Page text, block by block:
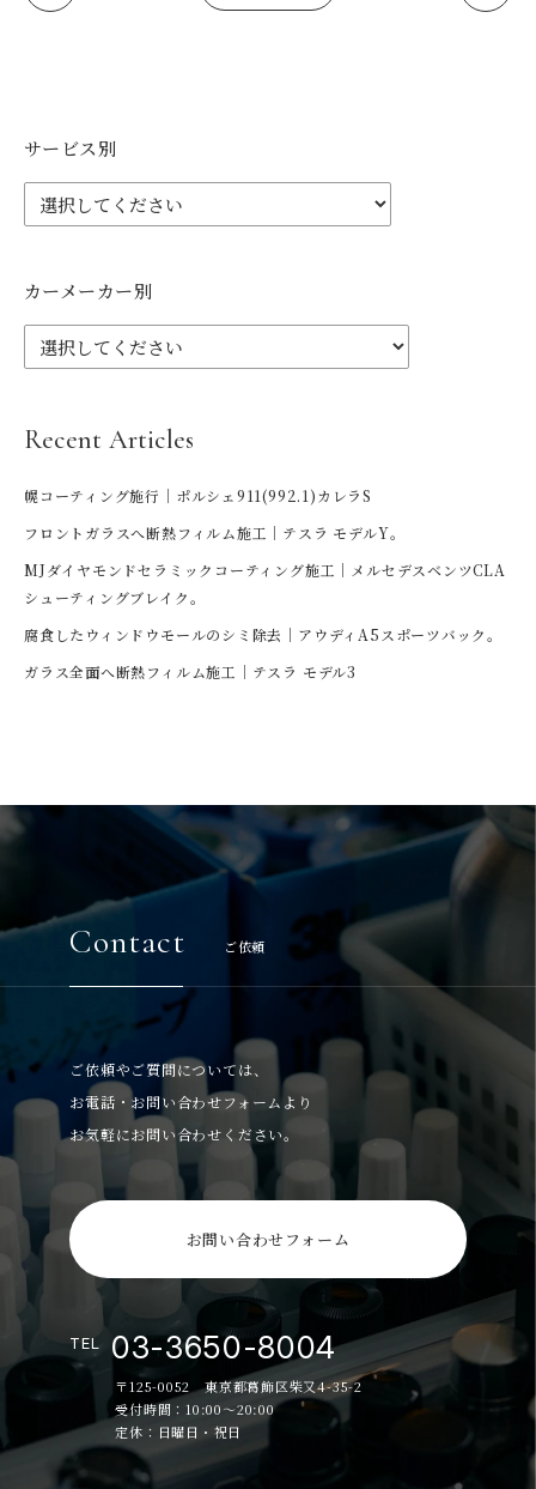
サービス別
カーメーカー別
Recent Articles
幌コーティング施行｜ポルシェ911(992.1)カレラS
フロントガラスへ断熱フィルム施工｜テスラ モデルY。
MJダイヤモンドセラミックコーティング施工｜メルセデスベンツCLA
シューティングブレイク。
腐食したウィンドウモールのシミ除去｜アウディA5スポーツバック。
ガラス全面へ断熱フィルム施工｜テスラ モデル3
Contact ご依頼
ご依頼やご質問については、
お電話・お問い合わせフォームより
お気軽にお問い合わせください。
お問い合わせフォーム
TEL 03-3650-8004
〒125-0052 東京都葛飾区柴又4-35-2
受付時間：10:00～20:00
定休：日曜日・祝日